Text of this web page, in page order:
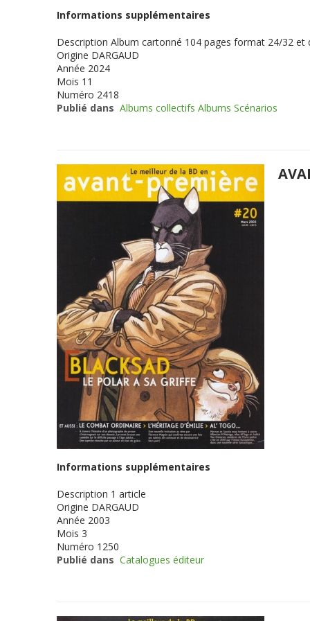
Informations supplémentaires
Description Album cartonné 104 pages format 24/32 et
Origine DARGAUD
Année 2024
Mois 11
Numéro 2418
Publié dans Albums collectifs Albums Scénarios
Informations supplémentaires
Description 1 article
Origine DARGAUD
Année 2003
Mois 3
Numéro 1250
Publié dans Catalogues éditeur